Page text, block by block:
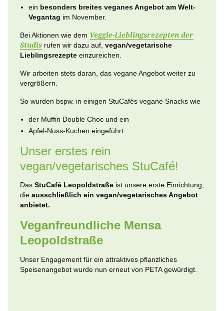
ein besonders breites veganes Angebot am Welt-
Vegantag im November.
Bei Aktionen wie dem Veggie-Lieblingsrezepten der
Studis rufen wir dazu auf, vegan/vegetarische
Lieblingsrezepte einzureichen.
Wir arbeiten stets daran, das vegane Angebot weiter zu
vergrößern.
So wurden bspw. in einigen StuCafés vegane Snacks wie
der Muffin Double Choc und ein
Apfel-Nuss-Kuchen eingeführt.
Unser erstes rein
vegan/vegetarisches StuCafé!
Das StuCafé Leopoldstraße ist unsere erste Einrichtung,
die ausschließlich ein vegan/vegetarisches Angebot
anbietet.
Veganfreundliche Mensa
Leopoldstraße
Unser Engagement für ein attraktives pflanzliches
Speisenangebot wurde nun erneut von PETA gewürdigt.